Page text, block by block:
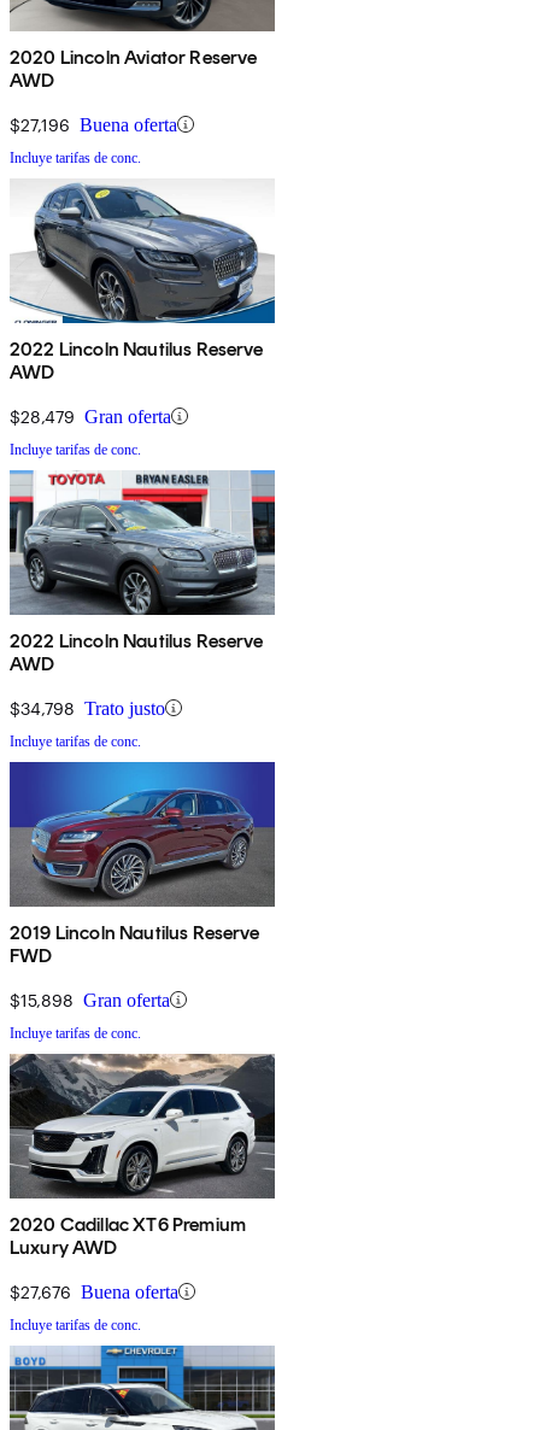
2020 Lincoln Aviator Reserve
AWD
$27,196 Buena oferta
Incluye tarifas de conc.
2022 Lincoln Nautilus Reserve
AWD
$28,479 Gran oferta
Incluye tarifas de conc.
2022 Lincoln Nautilus Reserve
AWD
$34,798 Trato justo
Incluye tarifas de conc.
2019 Lincoln Nautilus Reserve
FWD
$15,898 Gran oferta
Incluye tarifas de conc.
2020 Cadillac XT6 Premium
Luxury AWD
$27,676 Buena oferta
Incluye tarifas de conc.